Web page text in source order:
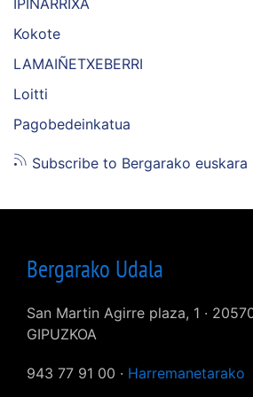
IPIÑARRIXA
Kokote
LAMAIÑETXEBERRI
Loitti
Pagobedeinkatua
Subscribe to Bergarako euskara
Bergarako Udala
San Martin Agirre plaza, 1 ·
GIPUZKOA
943 77 91 00 · Harremanetarako